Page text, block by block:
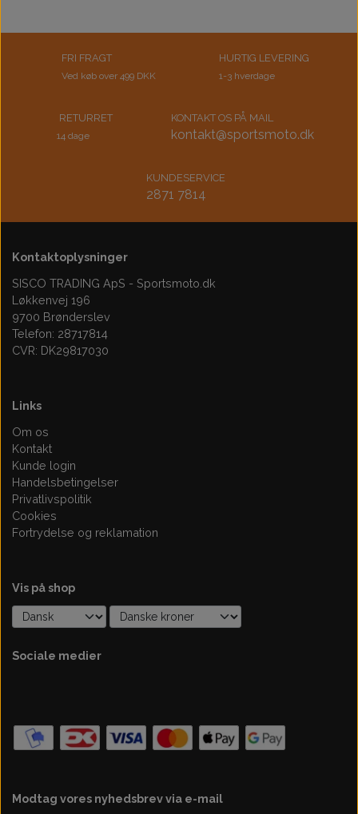
FRI FRAGT
Ved køb over 499 DKK
HURTIG LEVERING
1-3 hverdage
RETURRET
14 dage
KONTAKT OS PÅ MAIL
kontakt@sportsmoto.dk
KUNDESERVICE
2871 7814
Kontaktoplysninger
SISCO TRADING ApS - Sportsmoto.dk
Løkkenvej 196
9700 Brønderslev
Telefon: 28717814
CVR: DK29817030
Links
Om os
Kontakt
Kunde login
Handelsbetingelser
Privatlivspolitik
Cookies
Fortrydelse og reklamation
Vis på shop
Sociale medier
Modtag vores nyhedsbrev via e-mail